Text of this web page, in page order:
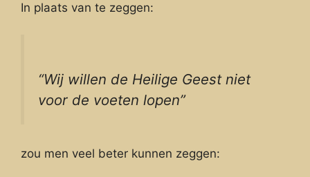
In plaats van te zeggen:
“Wij willen de Heilige Geest niet
voor de voeten lopen”
zou men veel beter kunnen zeggen: